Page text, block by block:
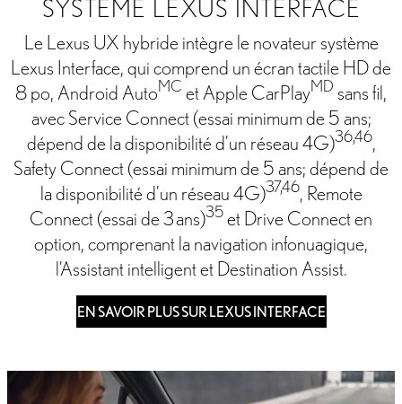
SYSTÈME LEXUS INTERFACE
Le Lexus UX hybride intègre le novateur système
Lexus Interface, qui comprend un écran tactile HD de
8 po, Android AutoMC et Apple CarPlayMD sans fil,
avec Service Connect (essai minimum de 5 ans;
dépend de la disponibilité d’un réseau 4G)36,46,
Safety Connect (essai minimum de 5 ans; dépend de
la disponibilité d’un réseau 4G)37,46, Remote
Connect (essai de 3 ans)35et Drive Connect en
option, comprenant la navigation infonuagique,
l’Assistant intelligent et Destination Assist.
EN SAVOIR PLUS SUR LEXUS INTERFACE